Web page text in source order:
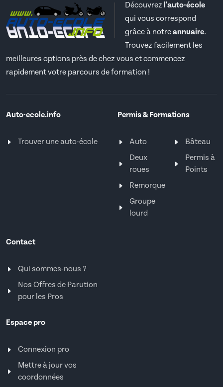
Découvrez l'auto-école
qui vous correspond
grâce à notreannuaire.
Trouvez facilement les
meilleures options près de chez vous et commencez
rapidement votre parcours de formation !
Auto-ecole.info
Trouver une auto-école
Permis & Formations
Auto
Deux
roues
Remorque
Groupe
lourd
Bâteau
Permis à
Points
Contact
Qui sommes-nous ?
Nos Offres de Parution
pour les Pros
Espace pro
Connexion pro
Mettre à jour vos
coordonnées